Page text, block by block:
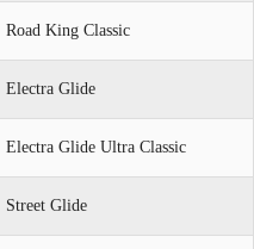
Road King Classic
Electra Glide
Electra Glide Ultra Classic
Street Glide